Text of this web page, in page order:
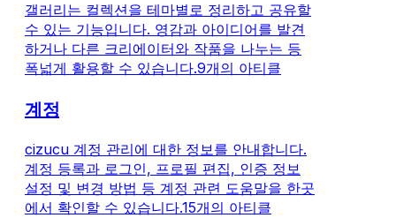
갤러리는 컬렉션을 테마별로 정리하고 공유할
수 있는 기능입니다. 영감과 아이디어를 발견
하거나 다른 크리에이터와 작품을 나누는 등
폭넓게 활용할 수 있습니다.9개의 아티클
계정
cizucu 계정 관리에 대한 정보를 안내합니다.
계정 등록과 로그인, 프로필 편집, 인증 정보
설정 및 변경 방법 등 계정 관련 도움말을 한곳
에서 확인할 수 있습니다.15개의 아티클